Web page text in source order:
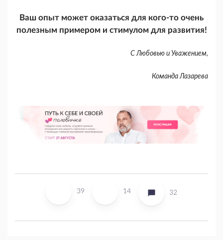
Ваш опыт может оказаться для кого-то очень
полезным примером и стимулом для развития!
С Любовью и Уважением,
Команда Лазарева
39 14 32